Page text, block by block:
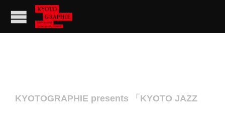
KYOTOGRAPHIE presents 「KYOTO JAZZ